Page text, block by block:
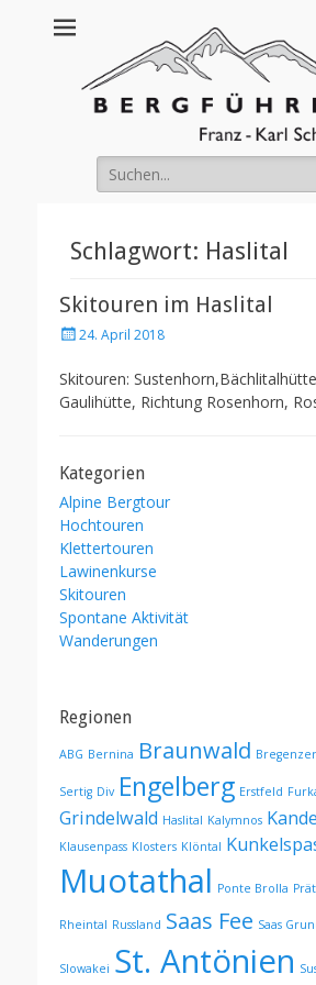
Suche
nach:
Schlagwort: Haslital
Skitouren im Haslital
Posted24. April 2018
Skitouren:
Gaulihütte, Richtung Rosenhorn,
Kategorien
Alpine Bergtour
Hochtouren
Klettertouren
Lawinenkurse
Skitouren
Spontane Aktivität
Wanderungen
Regionen
ABG Bernina Braunwald
Sertig Div Engelberg Erstfeld
Grindelwald Haslital Kalymnos
Klausenpass Klosters Klöntal
Muotathal Ponte Brolla
Rheintal Russland Saas Fee Saas
Slowakei St. Antönien